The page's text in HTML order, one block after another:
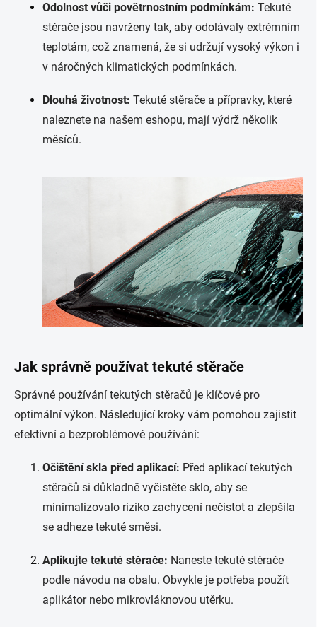
Odolnost vůči povětrnostním podmínkám: Tekuté
stěrače jsou navrženy tak, aby odolávaly extrémním
teplotám, což znamená, že si udržují vysoký výkon i
v náročných klimatických podmínkách.
Dlouhá životnost: Tekuté stěrače a přípravky, které
naleznete na našem eshopu, mají výdrž několik
měsíců.
Jak správně používat tekuté stěrače
Správné používání tekutých stěračů je klíčové pro
optimální výkon. Následující kroky vám pomohou zajistit
efektivní a bezproblémové používání:
Očištění skla před aplikací: Před aplikací tekutých
stěračů si důkladně vyčistěte sklo, aby se
minimalizovalo riziko zachycení nečistot a zlepšila
se adheze tekuté směsi.
Aplikujte tekuté stěrače: Naneste tekuté stěrače
podle návodu na obalu. Obvykle je potřeba použít
aplikátor nebo mikrovláknovou utěrku.